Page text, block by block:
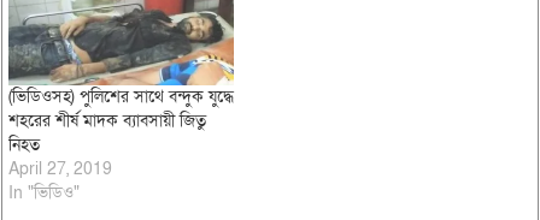
(ভিডিওসহ) পুলিশের সাথে বন্দুক যুদ্ধে
শহরের শীর্ষ মাদক ব্যাবসায়ী জিতু
নিহত
April 27, 2019
In "ভিডিও"